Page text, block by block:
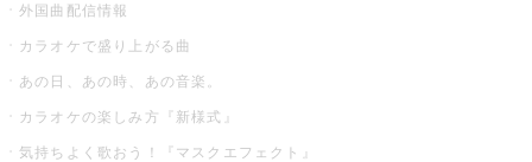
外国曲配信情報
カラオケで盛り上がる曲
あの日、あの時、あの音楽。
カラオケの楽しみ方『新様式』
気持ちよく歌おう！『マスクエフェクト』